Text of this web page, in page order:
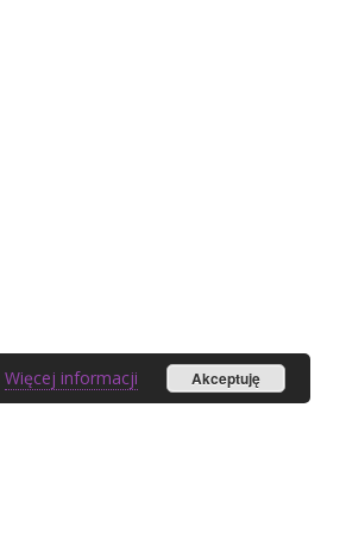
Więcej informacji Akceptuję